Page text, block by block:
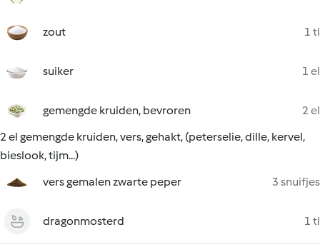
zout 1 tl
suiker 1 el
gemengde kruiden, bevroren
2 el
2 el gemengde kruiden, vers, gehakt, (peterselie, dille, kervel,
bieslook, tijm...)
vers gemalen zwarte peper
3 snuifjes
dragonmosterd 1 tl